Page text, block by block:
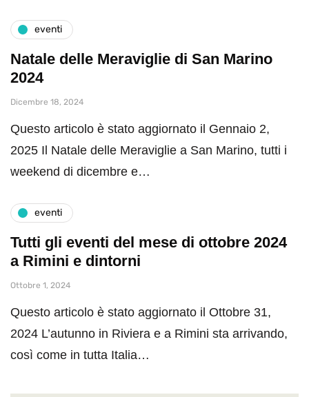
eventi
Natale delle Meraviglie di San Marino
2024
Dicembre 18, 2024
Questo articolo è stato aggiornato il Gennaio 2,
2025 Il Natale delle Meraviglie a San Marino, tutti i
weekend di dicembre e…
eventi
Tutti gli eventi del mese di ottobre 2024
a Rimini e dintorni
Ottobre 1, 2024
Questo articolo è stato aggiornato il Ottobre 31,
2024 L’autunno in Riviera e a Rimini sta arrivando,
così come in tutta Italia…